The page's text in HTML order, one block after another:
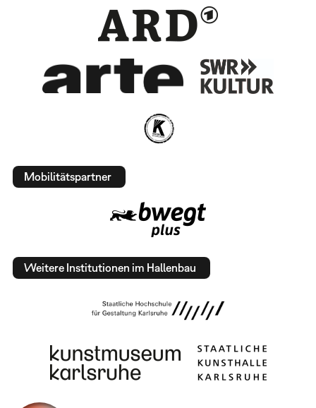
Mobilitätspartner
Weitere Institutionen im Hallenbau